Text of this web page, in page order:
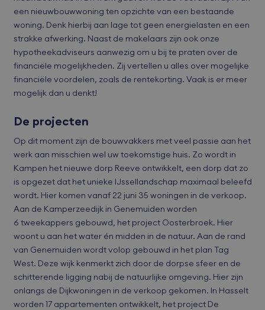
een nieuwbouwwoning ten opzichte van een bestaande
woning. Denk hierbij aan lage tot geen energielasten en een
strakke afwerking. Naast de makelaars zijn ook onze
hypotheekadviseurs aanwezig om u bij te praten over de
financiële mogelijkheden. Zij vertellen u alles over mogelijke
financiële voordelen, zoals de rentekorting. Vaak is er meer
mogelijk dan u denkt!
De projecten
Op dit moment zijn de bouwvakkers met veel passie aan het
werk aan misschien wel uw toekomstige huis. Zo wordt in
Kampen het nieuwe dorp Reeve ontwikkelt, een dorp dat zo
is opgezet dat het unieke IJssellandschap maximaal beleefd
wordt. Hier komen vanaf 22 juni 35 woningen in de verkoop.
Aan de Kamperzeedijk in Genemuiden worden
6 tweekappers gebouwd, het project Oosterbroek. Hier
woont u aan het water én midden in de natuur. Aan de rand
van Genemuiden wordt volop gebouwd in het plan Tag
West. Deze wijk kenmerkt zich door de dorpse sfeer en de
schitterende ligging nabij de natuurlijke omgeving. Hier zijn
onlangs de Dijkwoningen in de verkoop gekomen. In Hasselt
worden 17 appartementen ontwikkelt, het project De